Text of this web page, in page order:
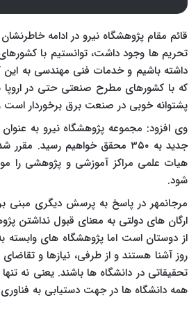
قائم مقام پژوهشگاه نیرو در ادامه
تحریم ها وجود داشت، توانستیم با
داشته باشیم و خدمات فنی مهندسی به این
که با کشورهای مطرح صنعتی حتی در اروپا
پشتوانه خوبی در صنعت برق برخوردار
هیات علمی مراکز آموزشی و پژوهشی را
شود.
مرجانمهر در پاسخ به پرسش دیگری مبنی
ارگان های دولتی به معنای قبول نداشتن
از دوستان است اما پژوهشگاه های وابسته
روز آشنا هستند و از طرفی، نیازها و
تحقیقاتی در دانشگاه ها باشند. یعنی نه
همه دانشگاه ها در جهت دستیابی به